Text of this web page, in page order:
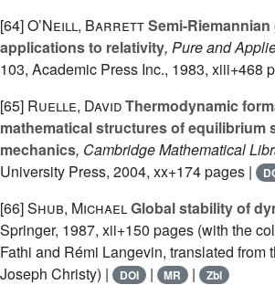
[64]O’Neill, BarrettSemi-
applications to relativity, Pure and
103, Academic Press Inc., 1983, xiii+468
[65] Ruelle, DavidThermodynamic
mathematical structures of equilibrium
mechanics, Cambridge Mathematical
University Press, 2004, xx+174 pages |
[66]Shub, MichaelGlobal stability of
Springer, 1987, xii+150 pages (with the
Fathi and Rémi Langevin, translated from
Joseph Christy) |
DOI | MR | Zbl